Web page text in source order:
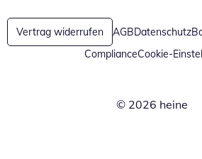
Vertrag widerrufen AGBDatenschutz
ComplianceCookie-
© 2026 heine